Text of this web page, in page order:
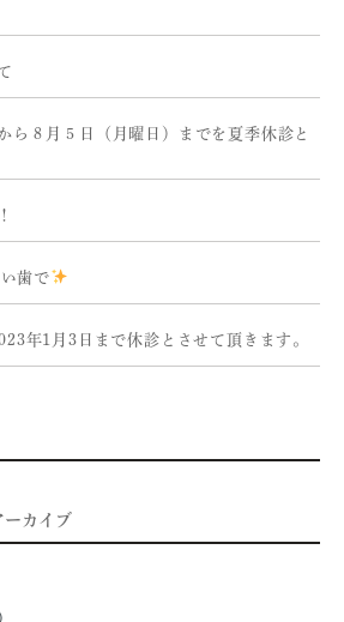
ら８月５日（月曜日）までを夏季休診と
歯で
年1月3日まで休診とさせて頂きます。
ーカイブ